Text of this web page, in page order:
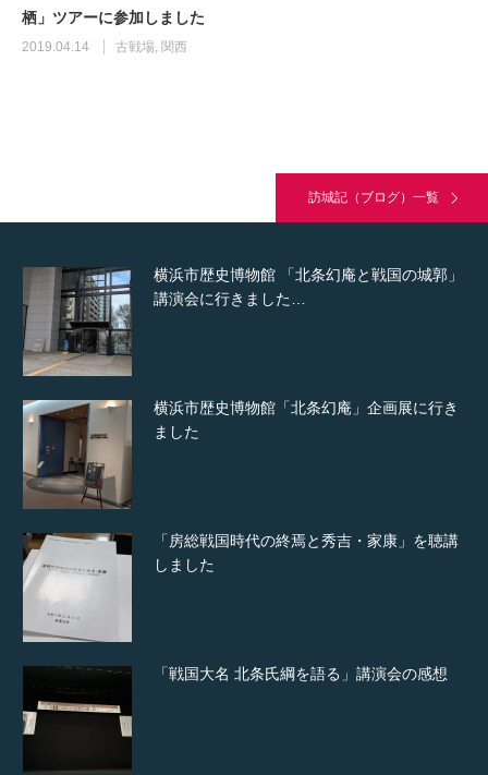
栖」ツアーに参加しました
2019.04.14 古戦場 関西
訪城記（ブログ）一覧
横浜市歴史博物館 「北条幻庵と戦国の城郭」
講演会に行きました…
横浜市歴史博物館「北条幻庵」企画展に行き
ました
「房総戦国時代の終焉と秀吉・家康」を聴講
しました
「戦国大名 北条氏綱を語る」講演会の感想